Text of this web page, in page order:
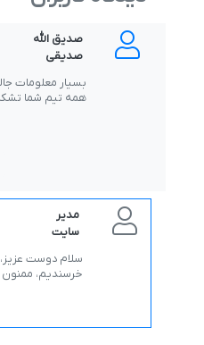
صدیق الله
صدیقی
بسیار معلومات
همه تیم شما
مدیر
سایت
سلام دوست
خرسندیم، ممنون